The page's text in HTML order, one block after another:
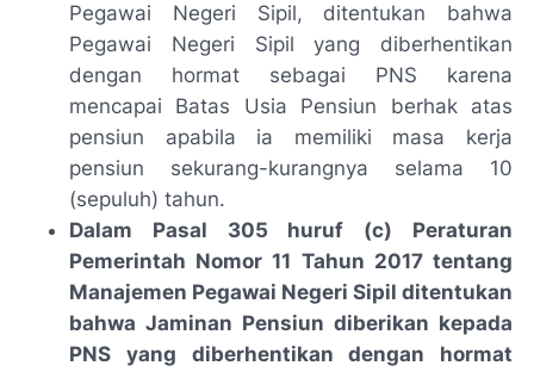
Pegawai Negeri Sipil, ditentukan bahwa
Pegawai Negeri Sipil yang diberhentikan
dengan hormat sebagai PNS karena
mencapai Batas Usia Pensiun berhak atas
pensiun apabila ia memiliki masa kerja
pensiun sekurang-kurangnya selama 10
(sepuluh) tahun.
Dalam Pasal 305 huruf (c) Peraturan
Pemerintah Nomor 11 Tahun 2017 tentang
Manajemen Pegawai Negeri Sipil ditentukan
bahwa Jaminan Pensiun diberikan kepada
PNS yang diberhentikan dengan hormat